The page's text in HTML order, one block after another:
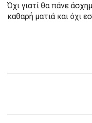
Όχι γιατί θα πάνε
καθαρή ματιά και όχι